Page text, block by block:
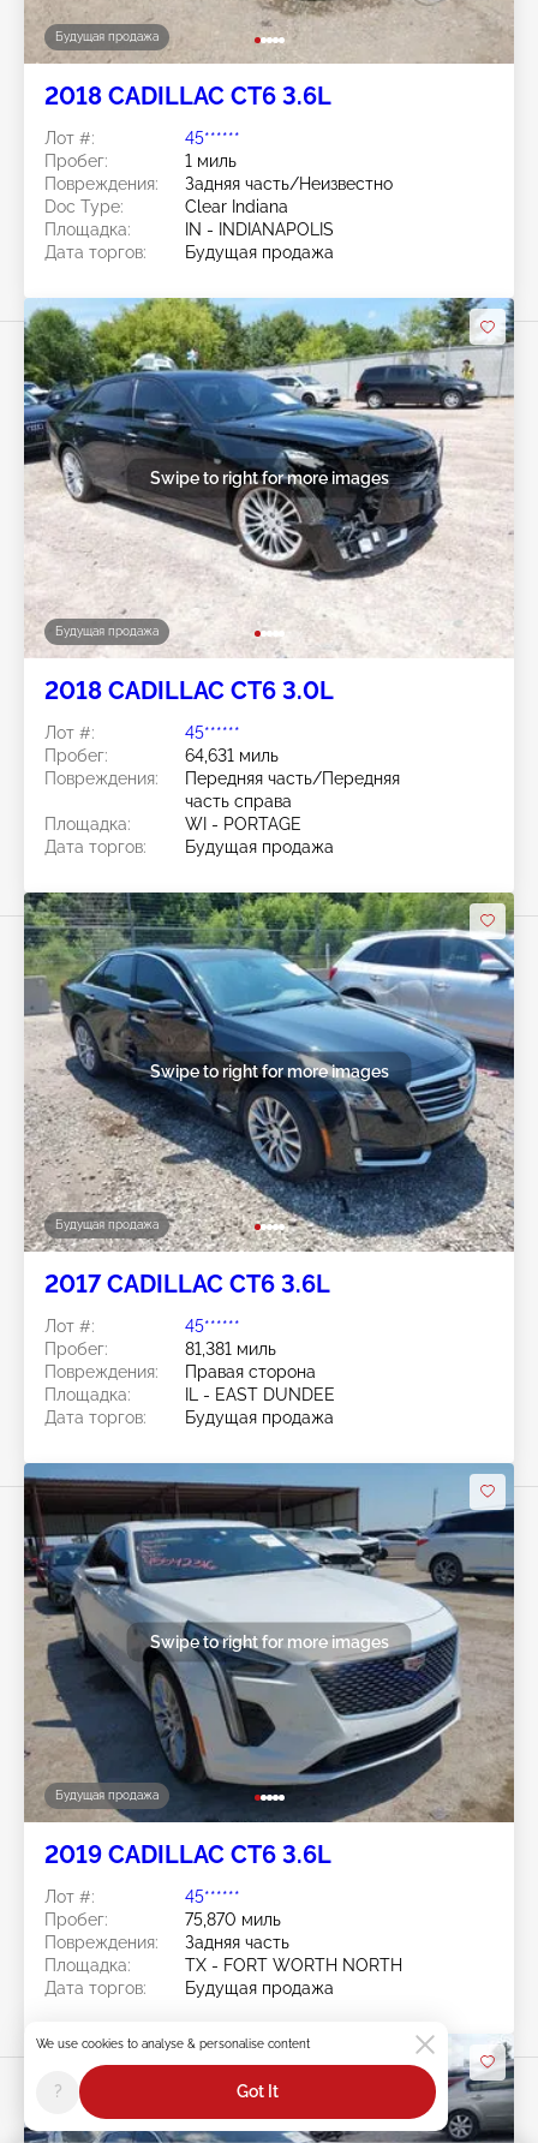
Будущая продажа
2018 CADILLAC CT6 3.6L
Лот #:
45******
Пробег:
1 миль
Повреждения:
Задняя часть/Неизвестно
Doc Type:
Clear Indiana
Площадка:
IN - INDIANAPOLIS
Дата торгов:
Будущая продажа
Будущая продажа
Swipe to right for more images
2018 CADILLAC CT6 3.0L
Лот #:
45******
Пробег:
64,631 миль
Повреждения:
Передняя часть/Передняя
часть справа
Площадка:
WI - PORTAGE
Дата торгов:
Будущая продажа
Будущая продажа
Swipe to right for more images
2017 CADILLAC CT6 3.6L
Лот #:
45******
Пробег:
81,381 миль
Повреждения:
Правая сторона
Площадка:
IL - EAST DUNDEE
Дата торгов:
Будущая продажа
Будущая продажа
Swipe to right for more images
2019 CADILLAC CT6 3.6L
Лот #:
45******
Пробег:
75,870 миль
Повреждения:
Задняя часть
Площадка:
TX - FORT WORTH NORTH
Дата торгов:
Будущая продажа
We use cookies to analyse & personalise content
? Got It